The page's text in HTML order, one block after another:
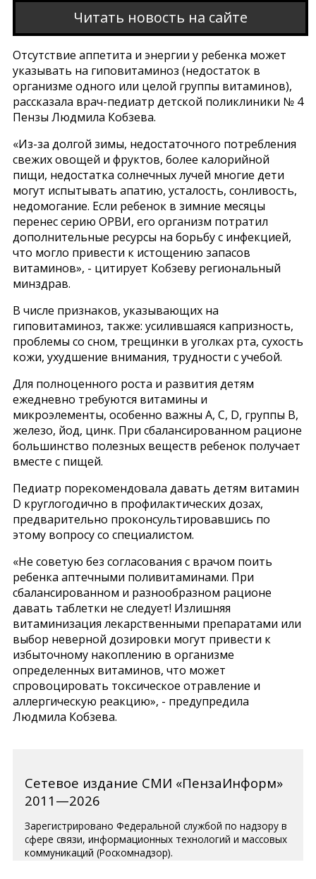
Читать новость на сайте
Отсутствие аппетита и энергии у ребенка может
указывать на гиповитаминоз (недостаток в
организме одного или целой группы витаминов),
рассказала врач-педиатр детской поликлиники № 4
Пензы Людмила Кобзева.
«Из-за долгой зимы, недостаточного потребления
свежих овощей и фруктов, более калорийной
пищи, недостатка солнечных лучей многие дети
могут испытывать апатию, усталость, сонливость,
недомогание. Если ребенок в зимние месяцы
перенес серию ОРВИ, его организм потратил
дополнительные ресурсы на борьбу с инфекцией,
что могло привести к истощению запасов
витаминов», - цитирует Кобзеву региональный
минздрав.
В числе признаков, указывающих на
гиповитаминоз, также: усилившаяся капризность,
проблемы со сном, трещинки в уголках рта, сухость
кожи, ухудшение внимания, трудности с учебой.
Для полноценного роста и развития детям
ежедневно требуются витамины и
микроэлементы, особенно важны А, С, D, группы B,
железо, йод, цинк. При сбалансированном рационе
большинство полезных веществ ребенок получает
вместе с пищей.
Педиатр порекомендовала давать детям витамин
D круглогодично в профилактических дозах,
предварительно проконсультировавшись по
этому вопросу со специалистом.
«Не советую без согласования с врачом поить
ребенка аптечными поливитаминами. При
сбалансированном и разнообразном рационе
давать таблетки не следует! Излишняя
витаминизация лекарственными препаратами или
выбор неверной дозировки могут привести к
избыточному накоплению в организме
определенных витаминов, что может
спровоцировать токсическое отравление и
аллергическую реакцию», - предупредила
Людмила Кобзева.
Сетевое издание СМИ «ПензаИнформ»
2011—2026
Зарегистрировано Федеральной службой по надзору в
сфере связи, информационных технологий и массовых
коммуникаций (Роскомнадзор).